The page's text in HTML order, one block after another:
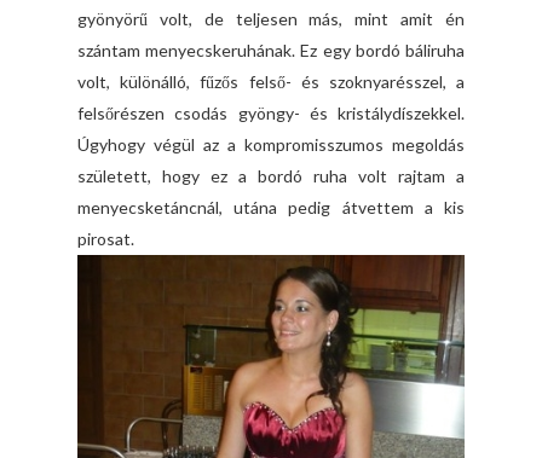
gyönyörű volt, de teljesen más, mint amit én
szántam menyecskeruhának. Ez egy bordó báliruha
volt, különálló, fűzős felső- és szoknyarésszel, a
felsőrészen csodás gyöngy- és kristálydíszekkel.
Úgyhogy végül az a kompromisszumos megoldás
született, hogy ez a bordó ruha volt rajtam a
menyecsketáncnál, utána pedig átvettem a kis
pirosat.